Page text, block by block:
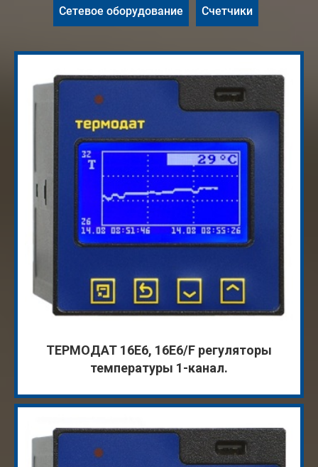
Сетевое оборудование Счетчики
ТЕРМОДАТ 16Е6, 16Е6/F регуляторы
температуры 1-канал.